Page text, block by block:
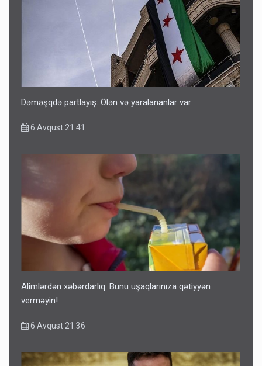
Dəməşqdə partlayış: Ölən və yaralananlar var
6 Avqust 21:41
Alimlərdən xəbərdarlıq: Bunu uşaqlarınıza qətiyyən
verməyin!
6 Avqust 21:36